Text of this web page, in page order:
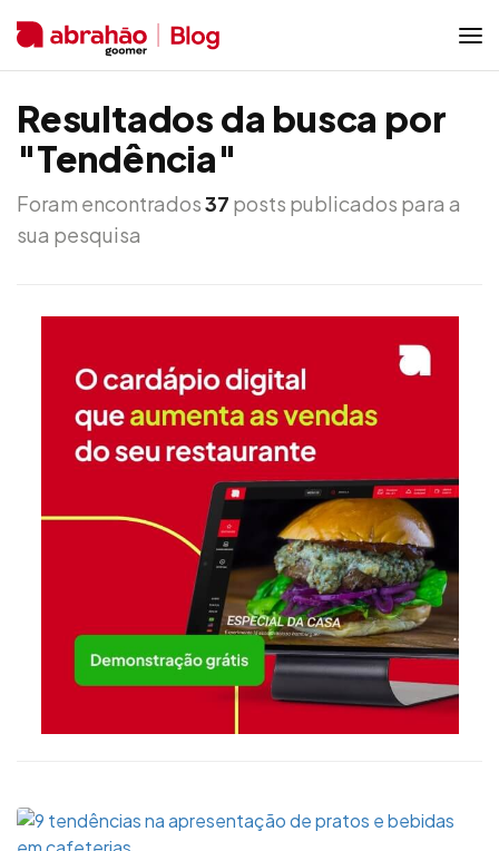
Resultados da busca por
"Tendência"
Foram encontrados37 posts publicados para a
sua pesquisa